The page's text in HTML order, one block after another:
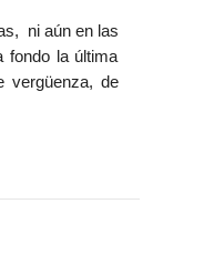
ni aún en las
fondo la última
vergüenza, de